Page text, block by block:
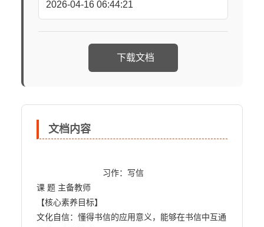
2026-04-16 06:44:21
下载文档
文档内容